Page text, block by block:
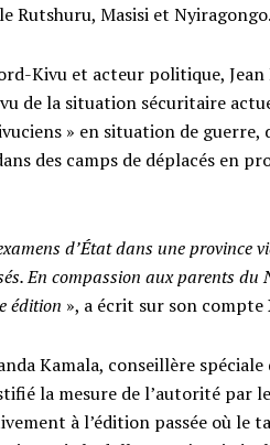
Rutshuru, Masisi et Nyiragongo.
Kivu et acteur politique,
de la situation sécuritaire
» en situation de
des camps de déplacés en
d’État dans une province
En compassion aux parents
édition », a écrit sur son
Kamala, conseillère
la mesure de l’autorité par
à l’édition passée où le